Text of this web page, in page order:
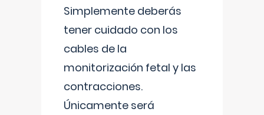
Simplemente deberás
tener cuidado con los
cables de la
monitorización fetal y las
contracciones.
Únicamente será